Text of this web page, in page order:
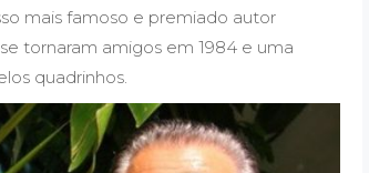
mais famoso e premiado autor
tornaram amigos em 1984 e uma
quadrinhos.